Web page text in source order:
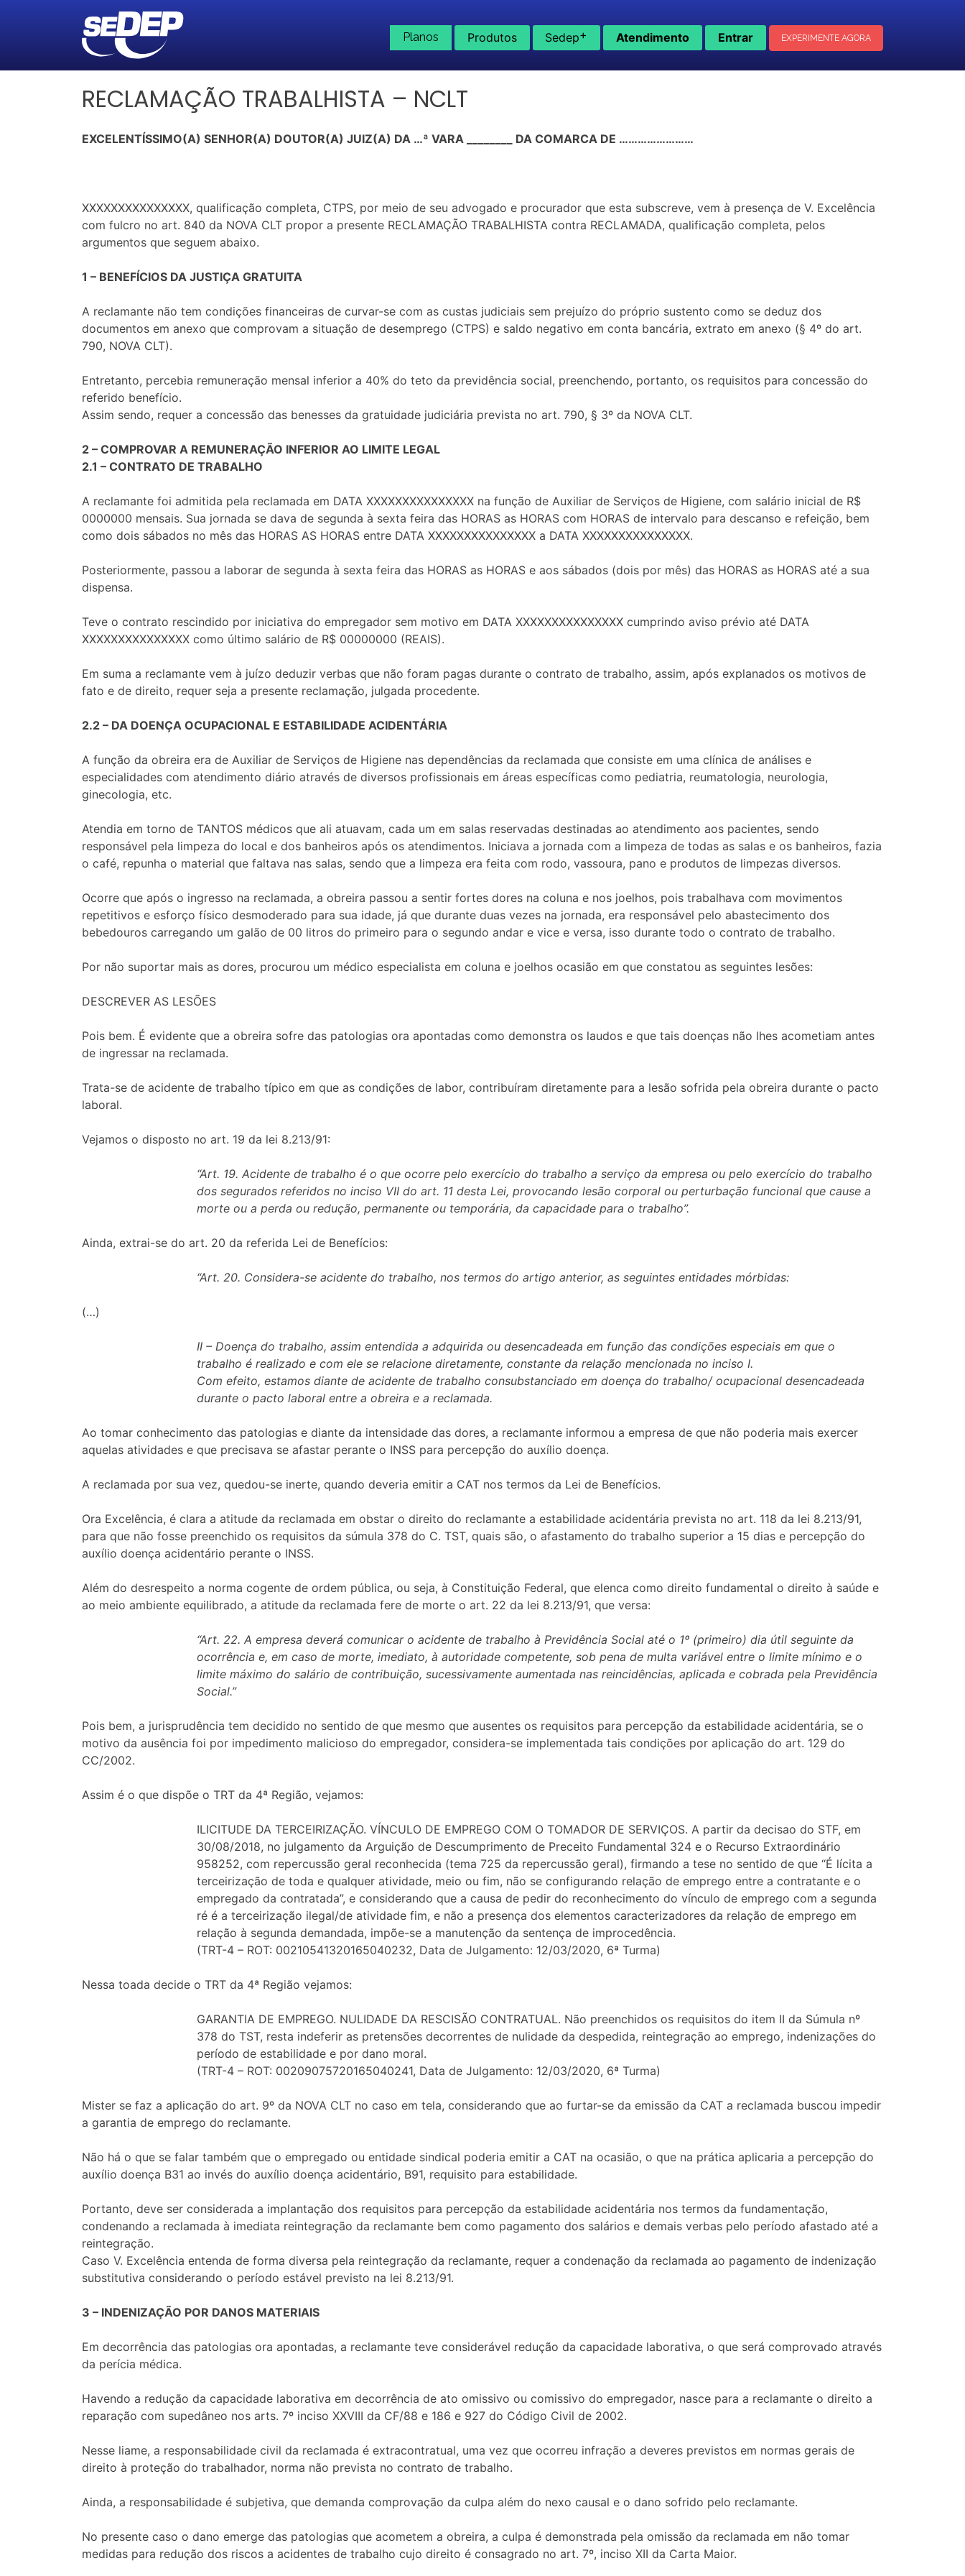
Planos Produtos Sedep+ Atendimento Entrar EXPERIMENTE AGORA
RECLAMAÇÃO TRABALHISTA – NCLT
EXCELENTÍSSIMO(A) SENHOR(A) DOUTOR(A) JUIZ(A) DA …ª VARA ________ DA COMARCA DE ……………………
XXXXXXXXXXXXXXX, qualificação completa, CTPS, por meio de seu advogado e procurador que esta subscreve, vem à presença de V. Excelência
com fulcro no art. 840 da NOVA CLT propor a presente RECLAMAÇÃO TRABALHISTA contra RECLAMADA, qualificação completa, pelos
argumentos que seguem abaixo.
1 – BENEFÍCIOS DA JUSTIÇA GRATUITA
A reclamante não tem condições financeiras de curvar-se com as custas judiciais sem prejuízo do próprio sustento como se deduz dos
documentos em anexo que comprovam a situação de desemprego (CTPS) e saldo negativo em conta bancária, extrato em anexo (§ 4º do art.
790, NOVA CLT).
Entretanto, percebia remuneração mensal inferior a 40% do teto da previdência social, preenchendo, portanto, os requisitos para concessão do
referido benefício.
Assim sendo, requer a concessão das benesses da gratuidade judiciária prevista no art. 790, § 3º da NOVA CLT.
2 – COMPROVAR A REMUNERAÇÃO INFERIOR AO LIMITE LEGAL
2.1 – CONTRATO DE TRABALHO
A reclamante foi admitida pela reclamada em DATA XXXXXXXXXXXXXXX na função de Auxiliar de Serviços de Higiene, com salário inicial de R$
0000000 mensais. Sua jornada se dava de segunda à sexta feira das HORAS as HORAS com HORAS de intervalo para descanso e refeição, bem
como dois sábados no mês das HORAS AS HORAS entre DATA XXXXXXXXXXXXXXX a DATA XXXXXXXXXXXXXXX.
Posteriormente, passou a laborar de segunda à sexta feira das HORAS as HORAS e aos sábados (dois por mês) das HORAS as HORAS até a sua
dispensa.
Teve o contrato rescindido por iniciativa do empregador sem motivo em DATA XXXXXXXXXXXXXXX cumprindo aviso prévio até DATA
XXXXXXXXXXXXXXX como último salário de R$ 00000000 (REAIS).
Em suma a reclamante vem à juízo deduzir verbas que não foram pagas durante o contrato de trabalho, assim, após explanados os motivos de
fato e de direito, requer seja a presente reclamação, julgada procedente.
2.2 – DA DOENÇA OCUPACIONAL E ESTABILIDADE ACIDENTÁRIA
A função da obreira era de Auxiliar de Serviços de Higiene nas dependências da reclamada que consiste em uma clínica de análises e
especialidades com atendimento diário através de diversos profissionais em áreas específicas como pediatria, reumatologia, neurologia,
ginecologia, etc.
Atendia em torno de TANTOS médicos que ali atuavam, cada um em salas reservadas destinadas ao atendimento aos pacientes, sendo
responsável pela limpeza do local e dos banheiros após os atendimentos. Iniciava a jornada com a limpeza de todas as salas e os banheiros, fazia
o café, repunha o material que faltava nas salas, sendo que a limpeza era feita com rodo, vassoura, pano e produtos de limpezas diversos.
Ocorre que após o ingresso na reclamada, a obreira passou a sentir fortes dores na coluna e nos joelhos, pois trabalhava com movimentos
repetitivos e esforço físico desmoderado para sua idade, já que durante duas vezes na jornada, era responsável pelo abastecimento dos
bebedouros carregando um galão de 00 litros do primeiro para o segundo andar e vice e versa, isso durante todo o contrato de trabalho.
Por não suportar mais as dores, procurou um médico especialista em coluna e joelhos ocasião em que constatou as seguintes lesões:
DESCREVER AS LESÕES
Pois bem. É evidente que a obreira sofre das patologias ora apontadas como demonstra os laudos e que tais doenças não lhes acometiam antes
de ingressar na reclamada.
Trata-se de acidente de trabalho típico em que as condições de labor, contribuíram diretamente para a lesão sofrida pela obreira durante o pacto
laboral.
Vejamos o disposto no art. 19 da lei 8.213/91:
“Art. 19. Acidente de trabalho é o que ocorre pelo exercício do trabalho a serviço da empresa ou pelo exercício do trabalho
dos segurados referidos no inciso VII do art. 11 desta Lei, provocando lesão corporal ou perturbação funcional que cause a
morte ou a perda ou redução, permanente ou temporária, da capacidade para o trabalho”.
Ainda, extrai-se do art. 20 da referida Lei de Benefícios:
“Art. 20. Considera-se acidente do trabalho, nos termos do artigo anterior, as seguintes entidades mórbidas:
(…)
II – Doença do trabalho, assim entendida a adquirida ou desencadeada em função das condições especiais em que o
trabalho é realizado e com ele se relacione diretamente, constante da relação mencionada no inciso I.
Com efeito, estamos diante de acidente de trabalho consubstanciado em doença do trabalho/ ocupacional desencadeada
durante o pacto laboral entre a obreira e a reclamada.
Ao tomar conhecimento das patologias e diante da intensidade das dores, a reclamante informou a empresa de que não poderia mais exercer
aquelas atividades e que precisava se afastar perante o INSS para percepção do auxílio doença.
A reclamada por sua vez, quedou-se inerte, quando deveria emitir a CAT nos termos da Lei de Benefícios.
Ora Excelência, é clara a atitude da reclamada em obstar o direito do reclamante a estabilidade acidentária prevista no art. 118 da lei 8.213/91,
para que não fosse preenchido os requisitos da súmula 378 do C. TST, quais são, o afastamento do trabalho superior a 15 dias e percepção do
auxílio doença acidentário perante o INSS.
Além do desrespeito a norma cogente de ordem pública, ou seja, à Constituição Federal, que elenca como direito fundamental o direito à saúde e
ao meio ambiente equilibrado, a atitude da reclamada fere de morte o art. 22 da lei 8.213/91, que versa:
“Art. 22. A empresa deverá comunicar o acidente de trabalho à Previdência Social até o 1º (primeiro) dia útil seguinte da
ocorrência e, em caso de morte, imediato, à autoridade competente, sob pena de multa variável entre o limite mínimo e o
limite máximo do salário de contribuição, sucessivamente aumentada nas reincidências, aplicada e cobrada pela Previdência
Social.”
Pois bem, a jurisprudência tem decidido no sentido de que mesmo que ausentes os requisitos para percepção da estabilidade acidentária, se o
motivo da ausência foi por impedimento malicioso do empregador, considera-se implementada tais condições por aplicação do art. 129 do
CC/2002.
Assim é o que dispõe o TRT da 4ª Região, vejamos:
ILICITUDE DA TERCEIRIZAÇÃO. VÍNCULO DE EMPREGO COM O TOMADOR DE SERVIÇOS. A partir da decisao do STF, em
30/08/2018, no julgamento da Arguição de Descumprimento de Preceito Fundamental 324 e o Recurso Extraordinário
958252, com repercussão geral reconhecida (tema 725 da repercussão geral), firmando a tese no sentido de que “É lícita a
terceirização de toda e qualquer atividade, meio ou fim, não se configurando relação de emprego entre a contratante e o
empregado da contratada”, e considerando que a causa de pedir do reconhecimento do vínculo de emprego com a segunda
ré é a terceirização ilegal/de atividade fim, e não a presença dos elementos caracterizadores da relação de emprego em
relação à segunda demandada, impõe-se a manutenção da sentença de improcedência.
(TRT-4 – ROT: 00210541320165040232, Data de Julgamento: 12/03/2020, 6ª Turma)
Nessa toada decide o TRT da 4ª Região vejamos:
GARANTIA DE EMPREGO. NULIDADE DA RESCISÃO CONTRATUAL. Não preenchidos os requisitos do item II da Súmula nº
378 do TST, resta indeferir as pretensões decorrentes de nulidade da despedida, reintegração ao emprego, indenizações do
período de estabilidade e por dano moral.
(TRT-4 – ROT: 00209075720165040241, Data de Julgamento: 12/03/2020, 6ª Turma)
Mister se faz a aplicação do art. 9º da NOVA CLT no caso em tela, considerando que ao furtar-se da emissão da CAT a reclamada buscou impedir
a garantia de emprego do reclamante.
Não há o que se falar também que o empregado ou entidade sindical poderia emitir a CAT na ocasião, o que na prática aplicaria a percepção do
auxílio doença B31 ao invés do auxílio doença acidentário, B91, requisito para estabilidade.
Portanto, deve ser considerada a implantação dos requisitos para percepção da estabilidade acidentária nos termos da fundamentação,
condenando a reclamada à imediata reintegração da reclamante bem como pagamento dos salários e demais verbas pelo período afastado até a
reintegração.
Caso V. Excelência entenda de forma diversa pela reintegração da reclamante, requer a condenação da reclamada ao pagamento de indenização
substitutiva considerando o período estável previsto na lei 8.213/91.
3 – INDENIZAÇÃO POR DANOS MATERIAIS
Em decorrência das patologias ora apontadas, a reclamante teve considerável redução da capacidade laborativa, o que será comprovado através
da perícia médica.
Havendo a redução da capacidade laborativa em decorrência de ato omissivo ou comissivo do empregador, nasce para a reclamante o direito a
reparação com supedâneo nos arts. 7º inciso XXVIII da CF/88 e 186 e 927 do Código Civil de 2002.
Nesse liame, a responsabilidade civil da reclamada é extracontratual, uma vez que ocorreu infração a deveres previstos em normas gerais de
direito à proteção do trabalhador, norma não prevista no contrato de trabalho.
Ainda, a responsabilidade é subjetiva, que demanda comprovação da culpa além do nexo causal e o dano sofrido pelo reclamante.
No presente caso o dano emerge das patologias que acometem a obreira, a culpa é demonstrada pela omissão da reclamada em não tomar
medidas para redução dos riscos a acidentes de trabalho cujo direito é consagrado no art. 7º, inciso XII da Carta Maior.